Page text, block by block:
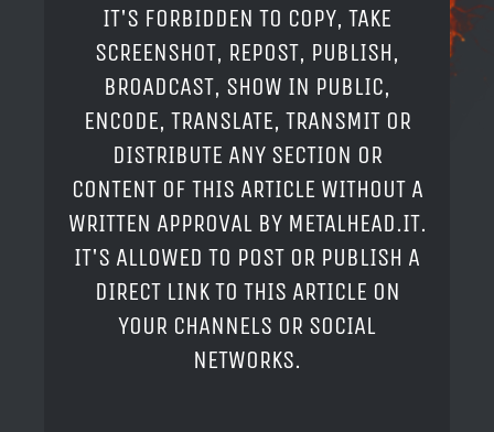
IT'S FORBIDDEN TO COPY, TAKE
SCREENSHOT, REPOST, PUBLISH,
BROADCAST, SHOW IN PUBLIC,
ENCODE, TRANSLATE, TRANSMIT OR
DISTRIBUTE ANY SECTION OR
CONTENT OF THIS ARTICLE WITHOUT A
WRITTEN APPROVAL BY METALHEAD.IT.
IT'S ALLOWED TO POST OR PUBLISH A
DIRECT LINK TO THIS ARTICLE ON
YOUR CHANNELS OR SOCIAL
NETWORKS.